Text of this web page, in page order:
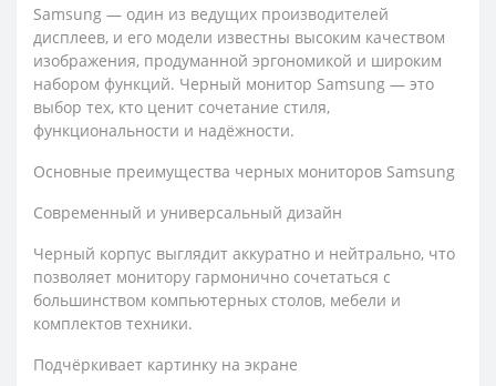
Samsung — один из ведущих производителей
дисплеев, и его модели известны высоким качеством
изображения, продуманной эргономикой и широким
набором функций. Черный монитор Samsung — это
выбор тех, кто ценит сочетание стиля,
функциональности и надёжности.
Основные преимущества черных мониторов Samsung
Современный и универсальный дизайн
Черный корпус выглядит аккуратно и нейтрально, что
позволяет монитору гармонично сочетаться с
большинством компьютерных столов, мебели и
комплектов техники.
Подчёркивает картинку на экране